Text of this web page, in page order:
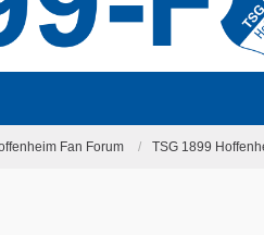
Fan Forum TSG 1899